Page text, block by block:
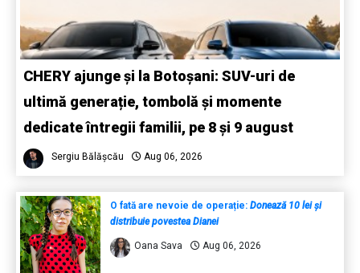
CHERY ajunge și la Botoșani: SUV-uri de
ultimă generație, tombolă și momente
dedicate întregii familii, pe 8 și 9 august
Sergiu Bălășcău Aug 06, 2026
O fată are nevoie de operație: Donează 10 lei și
distribuie povestea Dianei
Oana Sava Aug 06, 2026